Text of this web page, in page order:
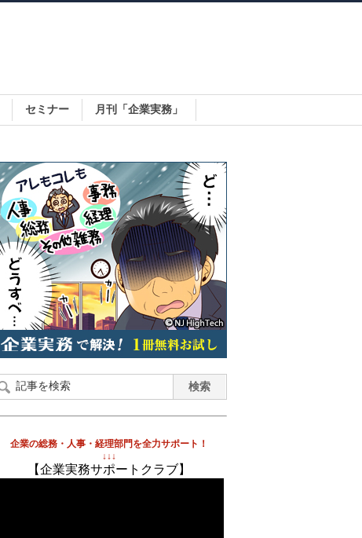
セミナー 月刊「企業実務」
企業の総務・人事・経理部門を全力サポート！
↓↓↓
【企業実務サポートクラブ】